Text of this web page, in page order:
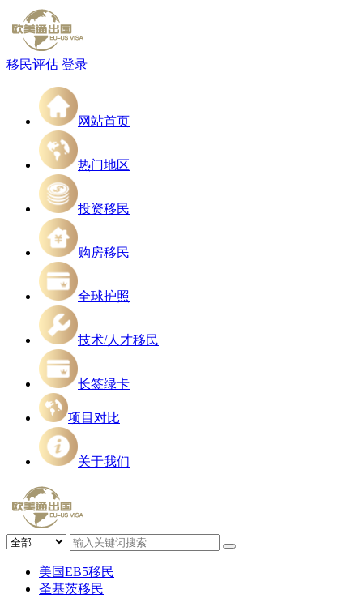
移民评估 登录
网站首页
热门地区
投资移民
购房移民
全球护照
技术/人才移民
长签绿卡
项目对比
关于我们
美国EB5移民
圣基茨移民